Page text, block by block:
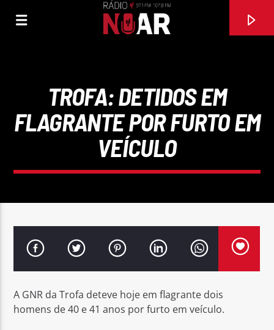
CAIU NO MEU ABRACO
TROFA: DETIDOS EM
FLAGRANTE POR FURTO EM
VEÍCULO
A GNR da Trofa deteve hoje em flagrante dois
homens de 40 e 41 anos por furto em veículo.